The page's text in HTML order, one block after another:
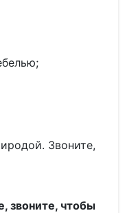
Звоните,
звоните, чтобы